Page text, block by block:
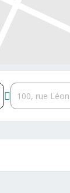
Destination